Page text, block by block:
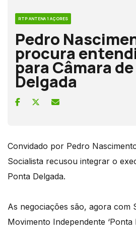
RTP ANTENA 1 AÇORES
Pedro
procura
para Câmara
Delgada
Convidado por Pedro
Socialista recusou integrar o
Ponta Delgada.
As negociações são, agora com
Movimento Independente ‘Ponta